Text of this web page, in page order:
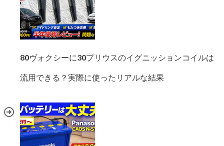
80ヴォクシーに30プリウスのイグニッションコイルは
流用できる？実際に使ったリアルな結果